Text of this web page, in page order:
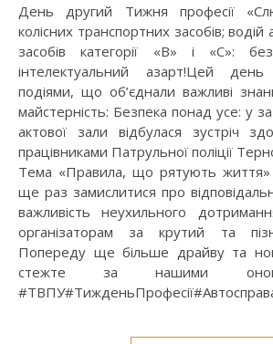
День другий Тижня професії «Слюсар з ремонту
колісних транспортних засобів;
засобів категорії «В» і «С»:
інтелектуальний азарт!Цей
подіями, що об’єднали важливі
майстерність: Безпека понад усе: у
актової зали відбулася зустріч
працівниками Патрульної поліції
Тема «Правила, що рятують життя»
ще раз замислитися про
важливість неухильного
організаторам за крутий та
Попереду ще більше драйву та
стежте за нашими